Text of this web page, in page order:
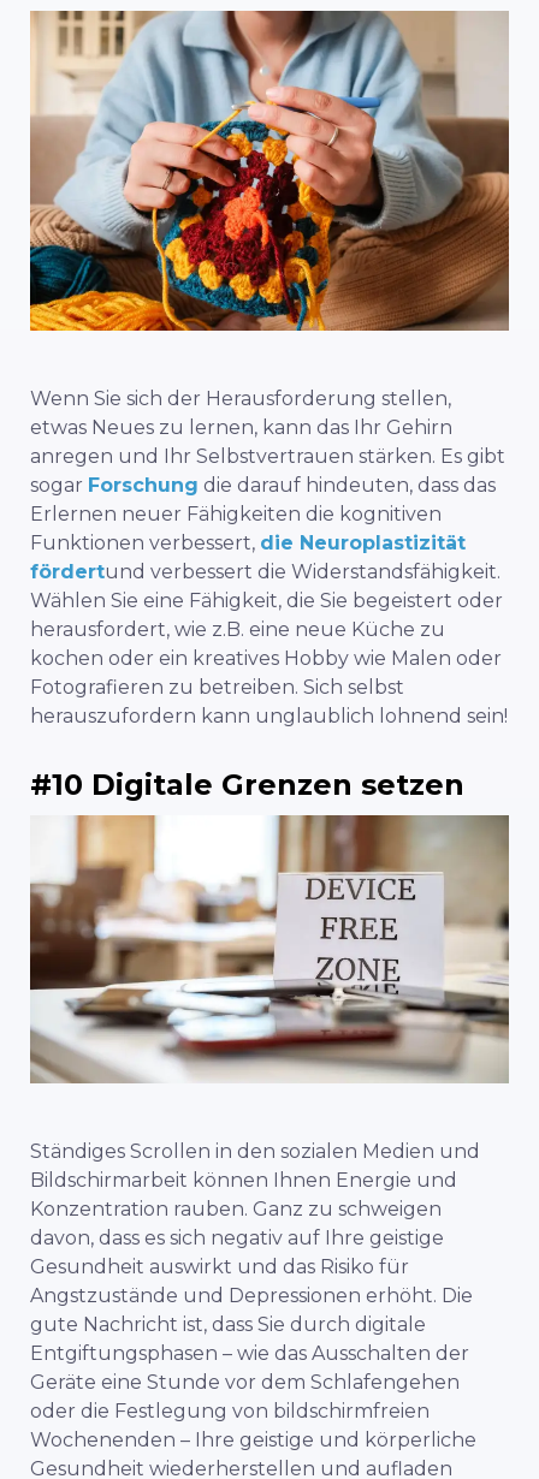
Wenn Sie sich der Herausforderung stellen,
etwas Neues zu lernen, kann das Ihr Gehirn
anregen und Ihr Selbstvertrauen stärken. Es gibt
sogar Forschung die darauf hindeuten, dass das
Erlernen neuer Fähigkeiten die kognitiven
Funktionen verbessert, die Neuroplastizität
fördertund verbessert die Widerstandsfähigkeit.
Wählen Sie eine Fähigkeit, die Sie begeistert oder
herausfordert, wie z.B. eine neue Küche zu
kochen oder ein kreatives Hobby wie Malen oder
Fotografieren zu betreiben. Sich selbst
herauszufordern kann unglaublich lohnend sein!
#10 Digitale Grenzen setzen
Ständiges Scrollen in den sozialen Medien und
Bildschirmarbeit können Ihnen Energie und
Konzentration rauben. Ganz zu schweigen
davon, dass es sich negativ auf Ihre geistige
Gesundheit auswirkt und das Risiko für
Angstzustände und Depressionen erhöht. Die
gute Nachricht ist, dass Sie durch digitale
Entgiftungsphasen – wie das Ausschalten der
Geräte eine Stunde vor dem Schlafengehen
oder die Festlegung von bildschirmfreien
Wochenenden – Ihre geistige und körperliche
Gesundheit wiederherstellen und aufladen